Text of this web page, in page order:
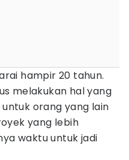
hampir 20 tahun.
melakukan hal yang
orang yang lain
yang lebih
waktu untuk jadi